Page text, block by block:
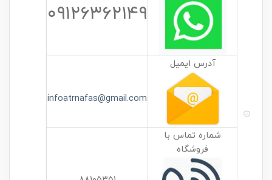
۰۹۱۲۶۳۶۲۱۴۹
آدرس ایمیل
infoatrnafas@gmail.com
شماره تماس با
فروشگاه